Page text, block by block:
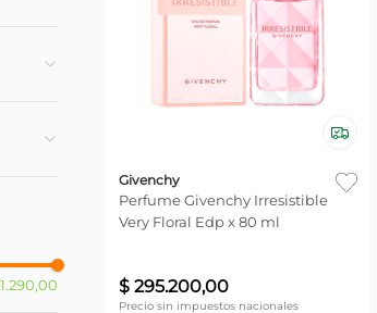
Givenchy
Perfume Givenchy Irresistible
Very Floral Edp x 80 ml
$ 295.200,00
Precio sin impuestos nacionales